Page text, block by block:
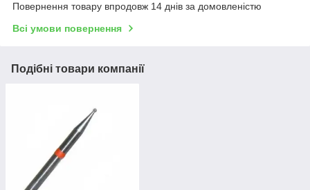
Повернення товару впродовж 14 днів за домовленістю
Всі умови повернення
Подібні товари компанії